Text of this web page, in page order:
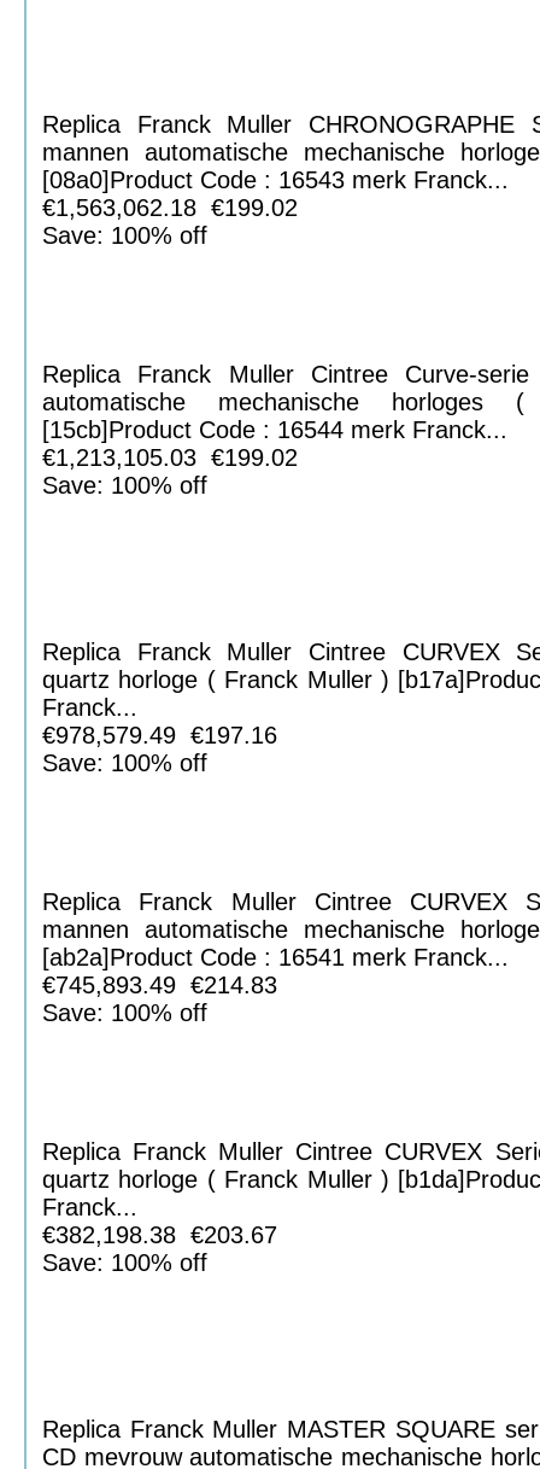
Replica Franck Muller
mannen automatische mechanische
[08a0]Product Code : 16543 merk Franck...
€1,563,062.18 €199.02
Save: 100% off
Replica Franck Muller Cintree Curve-
automatische mechanische
[15cb]Product Code : 16544 merk Franck...
€1,213,105.03 €199.02
Save: 100% off
Replica Franck Muller Cintree CURVEX
quartz horloge ( Franck Muller )
Franck...
€978,579.49 €197.16
Save: 100% off
Replica Franck Muller Cintree CURVEX
mannen automatische mechanische
[ab2a]Product Code : 16541 merk Franck...
€745,893.49 €214.83
Save: 100% off
Replica Franck Muller Cintree CURVEX
quartz horloge ( Franck Muller )
Franck...
€382,198.38 €203.67
Save: 100% off
Replica Franck Muller MASTER SQUARE
CD mevrouw automatische mechanische